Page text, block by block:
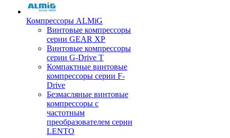
Компрессоры ALMiG
Винтовые компрессоры
серии GEAR XP
Винтовые компрессоры
серии G-Drive T
Компактные винтовые
компрессоры серии F-
Drive
Безмасляные винтовые
компрессоры с
частотным
преобразователем серии
LENTO